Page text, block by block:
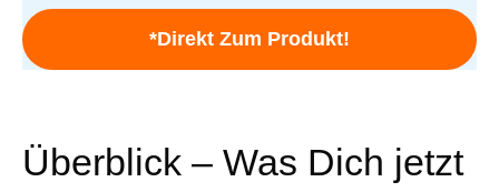
*Direkt Zum Produkt!
Überblick – Was Dich jetzt